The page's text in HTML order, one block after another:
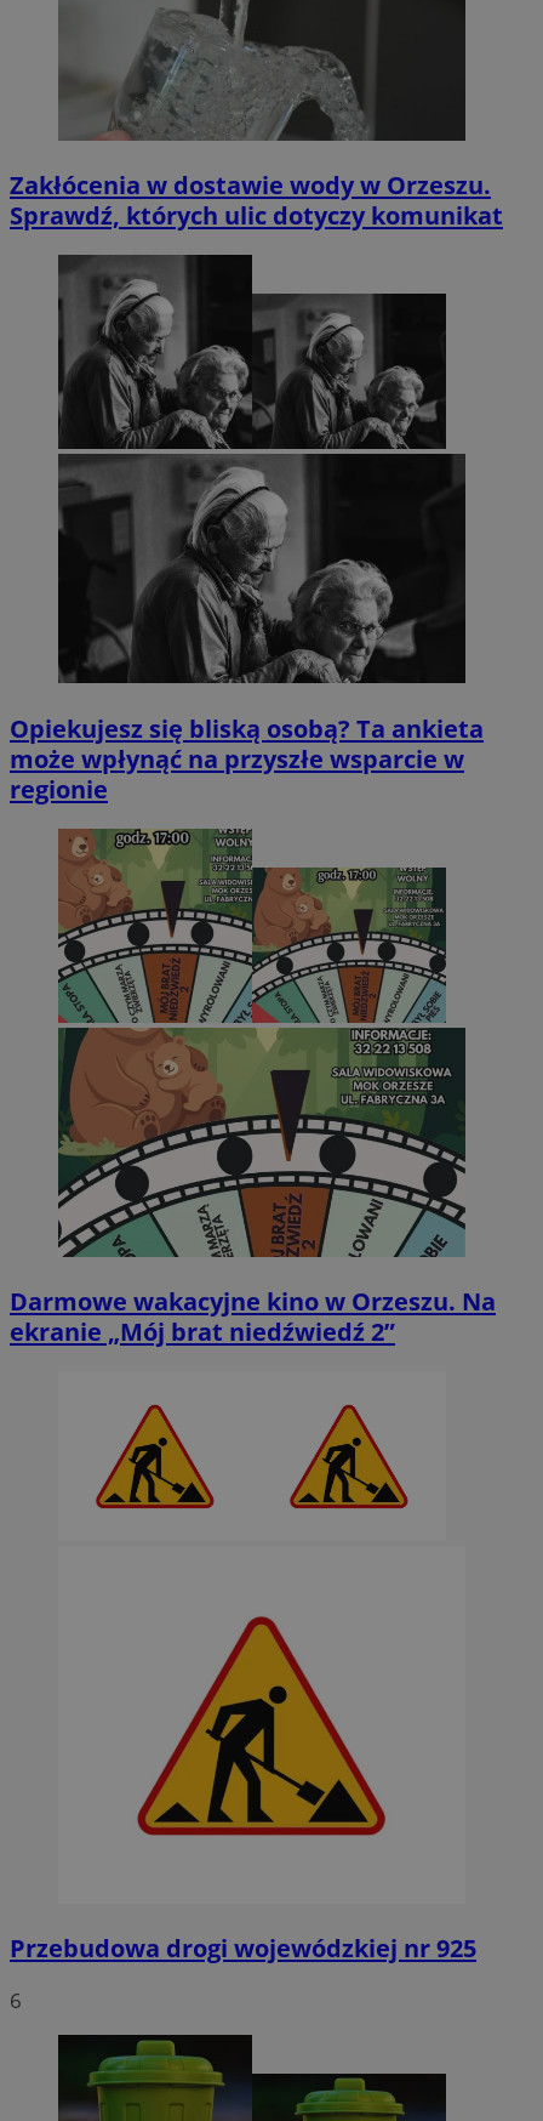
Zakłócenia w dostawie wody w Orzeszu.
Sprawdź, których ulic dotyczy komunikat
Opiekujesz się bliską osobą? Ta ankieta
może wpłynąć na przyszłe wsparcie w
regionie
Darmowe wakacyjne kino w Orzeszu. Na
ekranie „Mój brat niedźwiedź 2”
Przebudowa drogi wojewódzkiej nr 925
6